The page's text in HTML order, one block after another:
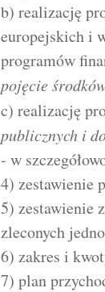
b) realizację
europejskich i
programów
pojęcie
c) realizację
publicznych i
- w
4) zestawienie
5) zestawienie
zleconych
6) zakres i
7) plan